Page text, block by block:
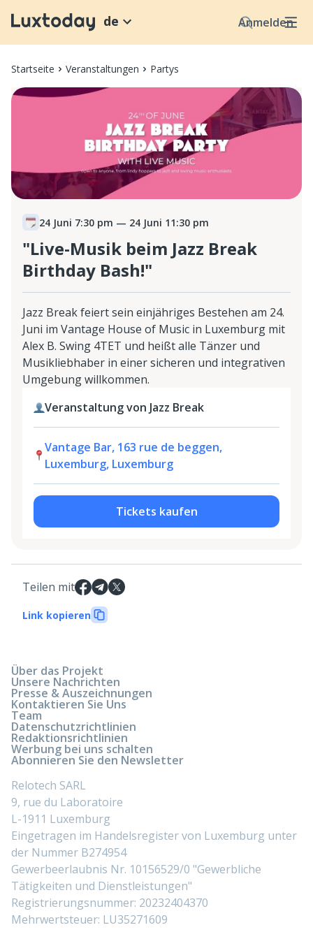
Anmelden
de
Startseite Veranstaltungen Partys
24 Juni 7:30 pm — 24 Juni 11:30 pm
"Live-Musik beim Jazz Break
Birthday Bash!"
Jazz Break feiert sein einjähriges Bestehen am 24.
Juni im Vantage House of Music in Luxemburg mit
Alex B. Swing 4TET und heißt alle Tänzer und
Musikliebhaber in einer sicheren und integrativen
Umgebung willkommen.
Veranstaltung von Jazz Break
Vantage Bar, 163 rue de beggen,
Luxemburg, Luxemburg
Tickets kaufen
Teilen mit
Link kopieren
Über das Projekt
Unsere Nachrichten
Presse & Auszeichnungen
Kontaktieren Sie Uns
Team
Datenschutzrichtlinien
Redaktionsrichtlinien
Werbung bei uns schalten
Abonnieren Sie den Newsletter
Relotech SARL
9, rue du Laboratoire
L-1911 Luxemburg
Eingetragen im Handelsregister von Luxemburg unter
der Nummer B274954
Gewerbeerlaubnis Nr. 10156529/0 "Gewerbliche
Tätigkeiten und Dienstleistungen"
Registrierungsnummer: 20232404370
Mehrwertsteuer: LU35271609